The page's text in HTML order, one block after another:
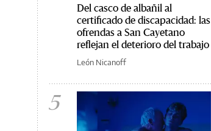
Del casco de albañil al
certificado de discapacidad: las
ofrendas a San Cayetano
reflejan el deterioro del trabajo
León Nicanoff
5